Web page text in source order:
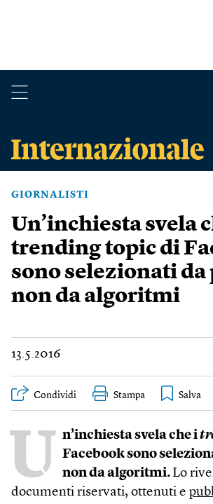
GIORNALISTI
Un’inchiesta svela
trending topic di
sono selezionati da
non da algoritmi
13.5.2016
Condividi Stampa
U n’inchiesta svela che i
Facebook sono
non da algoritmi. Lo
documenti riservati, ottenuti e